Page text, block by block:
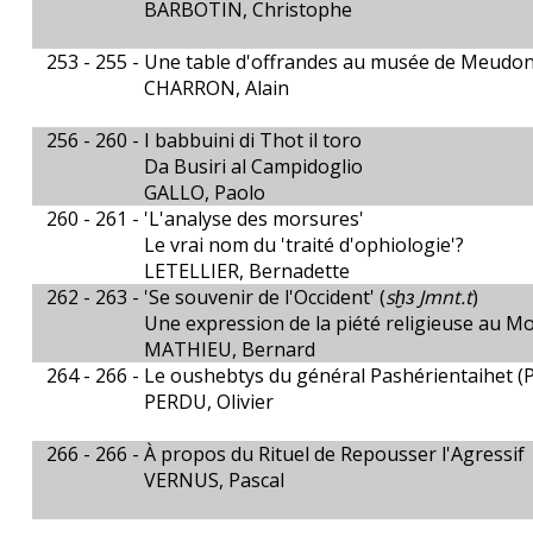
BARBOTIN, Christophe
253 - 255 - Une table d'offrandes au musée de
CHARRON, Alain
256 - 260 - I babbuini di Thot il toro
Da Busiri al Campidoglio
GALLO, Paolo
260 - 261 - 'L'analyse des morsures'
Le vrai nom du 'traité d'ophiologie'?
LETELLIER, Bernadette
262 - 263 - 'Se souvenir de l'Occident' (sḫɜ Jmnt.t)
Une expression de la piété religieuse au
MATHIEU, Bernard
264 - 266 - Le oushebtys du général Pashérientaihet
PERDU, Olivier
266 - 266 -À propos du Rituel de Repousser l'Agressif
VERNUS, Pascal